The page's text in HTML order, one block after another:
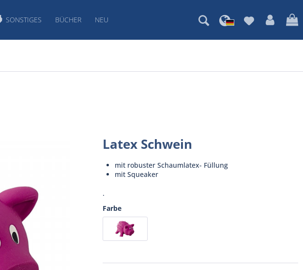
SONSTIGES BÜCHER NEU
Latex Schwein
mit robuster Schaumlatex- Füllung
mit Squeaker
.
Farbe